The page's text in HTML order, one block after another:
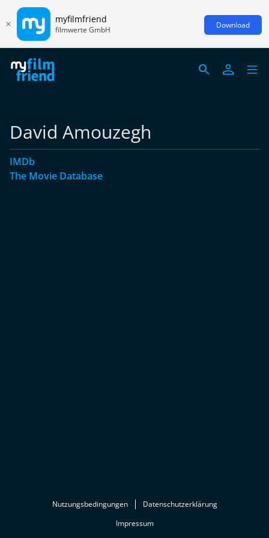
myfilmfriend
filmwerte GmbH Download
David Amouzegh
IMDb
The Movie Database
Nutzungsbedingungen
Datenschutzerklärung
Impressum